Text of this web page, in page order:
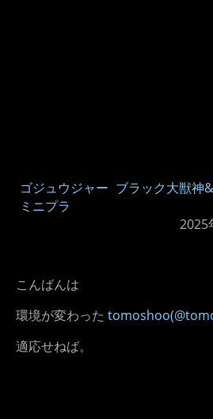
ゴジュウジャー ブラック大獣神
ミニプラ
2025
こんばんは
環境が変わった
適応せねば。